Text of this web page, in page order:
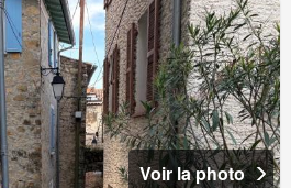
Voir la photo